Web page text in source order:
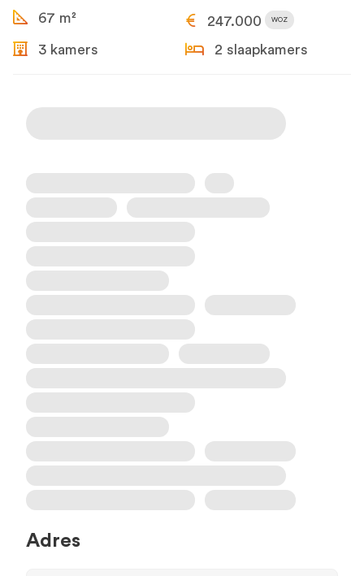
67 m² 247.000 WOZ
3 kamers 2 slaapkamers
Adres